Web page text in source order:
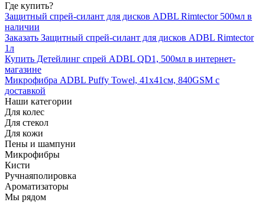
Где купить?
Защитный спрей-силант для дисков ADBL Rimtector 500мл в
наличии
Заказать Защитный спрей-силант для дисков ADBL Rimtector
1л
Купить Детейлинг спрей ADBL QD1, 500мл в интернет-
магазине
Микрофибра ADBL Puffy Towel, 41x41см, 840GSM с
доставкой
Наши категории
Для колес
Для стекол
Для кожи
Пены и шампуни
Микрофибры
Кисти
Ручнаяполировка
Ароматизаторы
Мы рядом